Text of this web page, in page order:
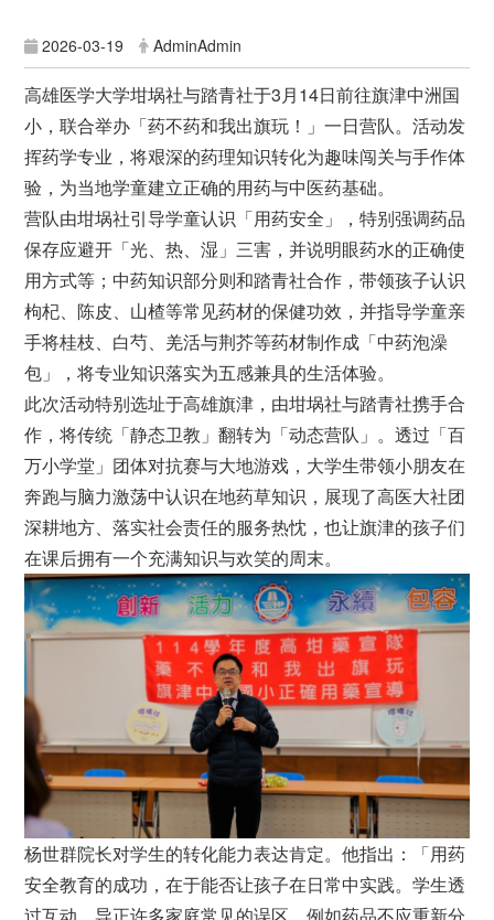
2026-03-19 AdminAdmin
高雄医学大学坩埚社与踏青社于3月14日前往旗津中洲国
小，联合举办「药不药和我出旗玩！」一日营队。活动发
挥药学专业，将艰深的药理知识转化为趣味闯关与手作体
验，为当地学童建立正确的用药与中医药基础。
营队由坩埚社引导学童认识「用药安全」，特别强调药品
保存应避开「光、热、湿」三害，并说明眼药水的正确使
用方式等；中药知识部分则和踏青社合作，带领孩子认识
枸杞、陈皮、山楂等常见药材的保健功效，并指导学童亲
手将桂枝、白芍、羌活与荆芥等药材制作成「中药泡澡
包」，将专业知识落实为五感兼具的生活体验。
此次活动特别选址于高雄旗津，由坩埚社与踏青社携手合
作，将传统「静态卫教」翻转为「动态营队」。透过「百
万小学堂」团体对抗赛与大地游戏，大学生带领小朋友在
奔跑与脑力激荡中认识在地药草知识，展现了高医大社团
深耕地方、落实社会责任的服务热忱，也让旗津的孩子们
在课后拥有一个充满知识与欢笑的周末。
杨世群院长对学生的转化能力表达肯定。他指出：「用药
安全教育的成功，在于能否让孩子在日常中实践。学生透